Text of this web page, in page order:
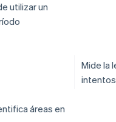
utilizar un
Mide la
áreas en